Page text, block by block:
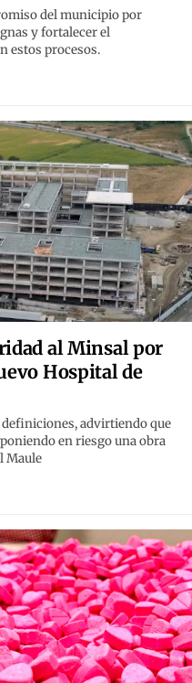
del municipio por
y fortalecer el
estos procesos.
al Minsal por
Hospital de
advirtiendo que
en riesgo una obra
Maule